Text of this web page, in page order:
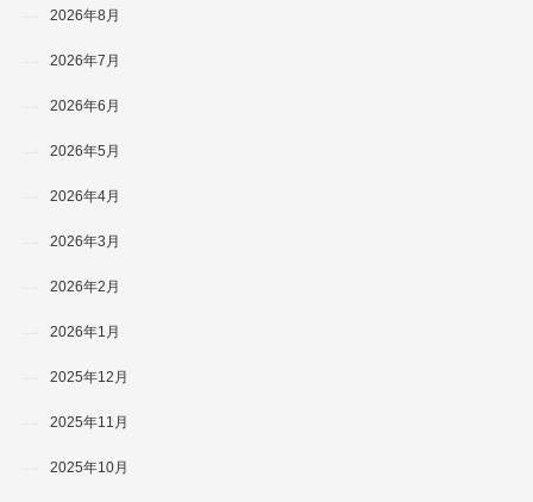
2026年8月
2026年7月
2026年6月
2026年5月
2026年4月
2026年3月
2026年2月
2026年1月
2025年12月
2025年11月
2025年10月